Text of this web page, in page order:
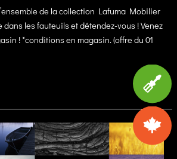
de la collection Lafuma Mobilier
dans les fauteuils et détendez-vous ! Venez
! *conditions en magasin. (offre du 01